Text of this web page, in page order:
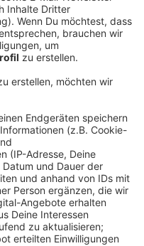
lassen. Sie
Netzwerken
11:15
Beispiel, dass die
auch Geimpfte an
sterben können.
trotzdem schützt.